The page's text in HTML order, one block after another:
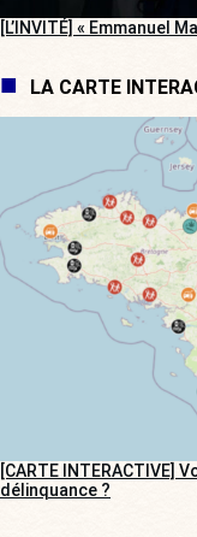
[L’INVITÉ] « Emmanuel
LA CARTE
[CARTE INTERACTIVE]
délinquance ?